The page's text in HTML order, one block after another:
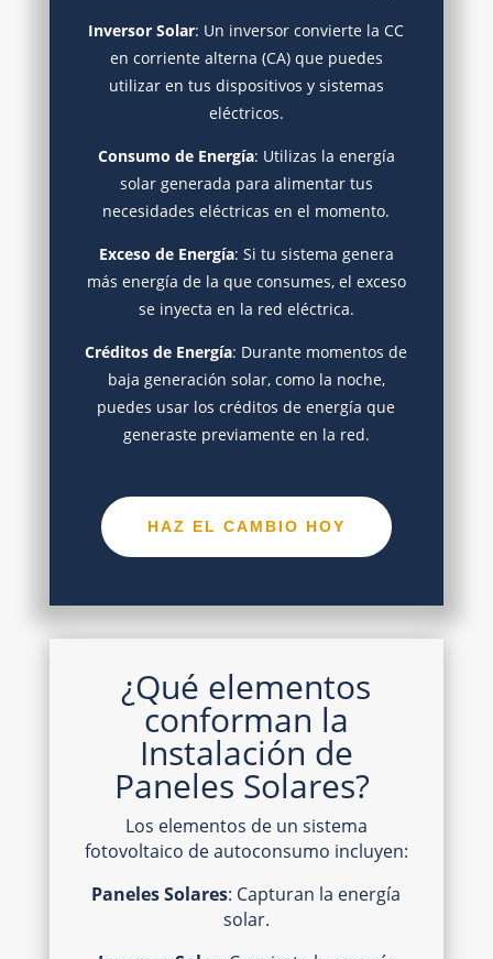
Inversor Solar: Un inversor convierte la CC
en corriente alterna (CA) que puedes
utilizar en tus dispositivos y sistemas
eléctricos.
Consumo de Energía: Utilizas la energía
solar generada para alimentar tus
necesidades eléctricas en el momento.
Exceso de Energía: Si tu sistema genera
más energía de la que consumes, el exceso
se inyecta en la red eléctrica.
Créditos de Energía: Durante momentos de
baja generación solar, como la noche,
puedes usar los créditos de energía que
generaste previamente en la red.
HAZ EL CAMBIO HOY
¿Qué elementos
conforman la
Instalación de
Paneles Solares?
Los elementos de un sistema
fotovoltaico de autoconsumo incluyen:
Paneles Solares: Capturan la energía
solar.